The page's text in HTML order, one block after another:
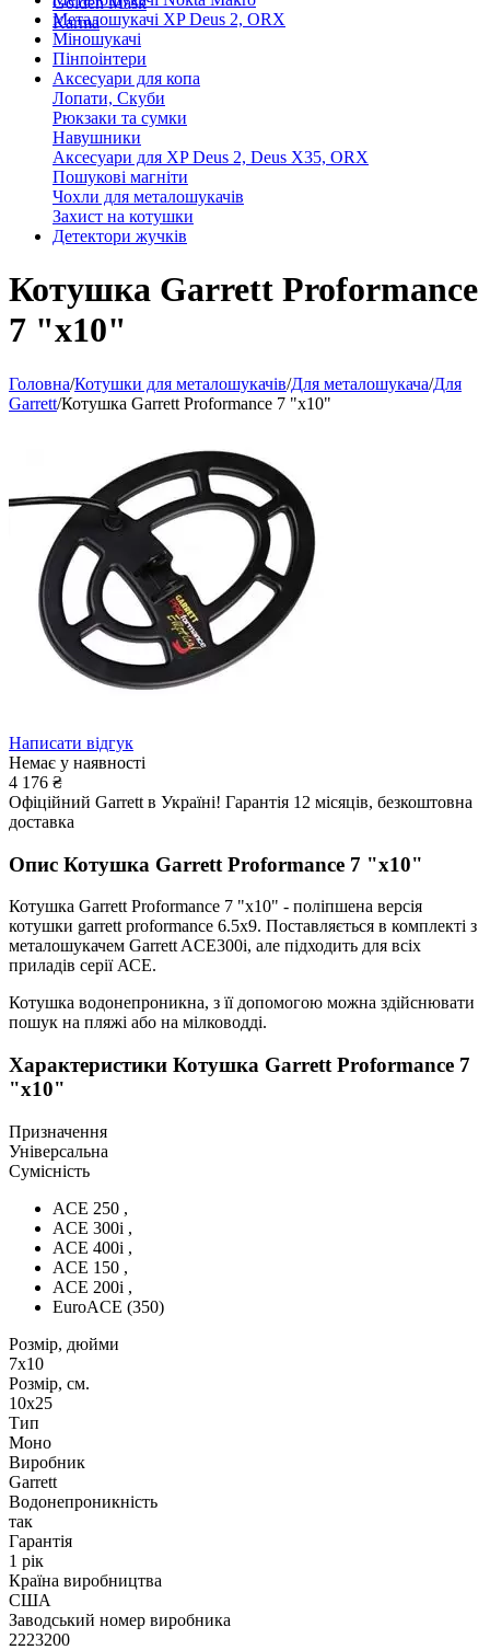
Karma
Металошукачі XP Deus 2, ORX
Міношукачі
Пінпоінтери
Аксесуари для копа
Лопати, Скуби
Рюкзаки та сумки
Навушники
Аксесуари для XP Deus 2, Deus X35, ORX
Пошукові магніти
Чохли для металошукачів
Захист на котушки
Детектори жучків
Котушка Garrett Proformance
7 "x10"
Головна/Котушки для металошукачів/Для металошукача/Для
Garrett/Котушка Garrett Proformance 7 "x10"
Написати відгук
Немає у наявності
4 176 ₴
Офіційний Garrett в Україні! Гарантія 12 місяців, безкоштовна
доставка
Опис Котушка Garrett Proformance 7 "x10"
Котушка Garrett Proformance 7 "x10" - поліпшена версія
котушки garrett proformance 6.5x9. Поставляється в комплекті з
металошукачем Garrett ACE300i, але підходить для всіх
приладів серії АСЕ.
Котушка водонепроникна, з її допомогою можна здійснювати
пошук на пляжі або на мілководді.
Характеристики Котушка Garrett Proformance 7
"x10"
Призначення
Універсальна
Сумісність
ACE 250 ,
ACE 300i ,
ACE 400i ,
ACE 150 ,
ACE 200i ,
EuroACE (350)
Розмір, дюйми
7x10
Розмір, см.
10х25
Тип
Моно
Виробник
Garrett
Водонепроникність
так
Гарантія
1 рік
Країна виробництва
США
Заводський номер виробника
2223200